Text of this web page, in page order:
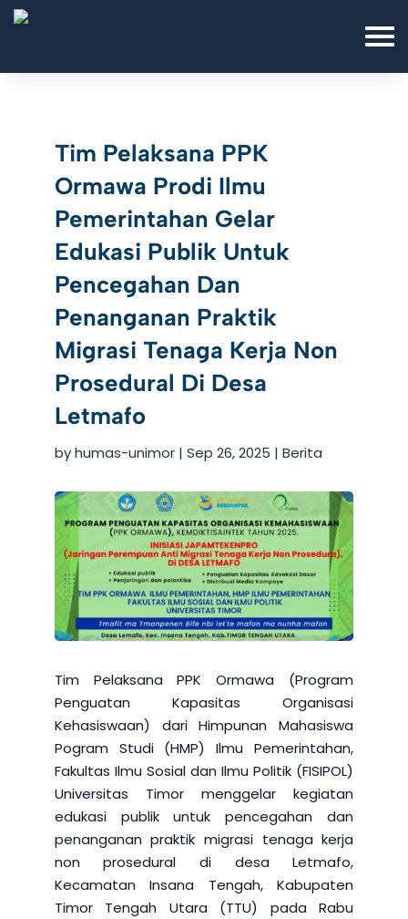
Tim Pelaksana PPK
Ormawa Prodi Ilmu
Pemerintahan Gelar
Edukasi Publik Untuk
Pencegahan Dan
Penanganan Praktik
Migrasi Tenaga Kerja Non
Prosedural Di Desa
Letmafo
byhumas-unimor| Sep 26, 2025 | Berita
Tim Pelaksana PPK Ormawa (Program
Penguatan Kapasitas Organisasi
Kehasiswaan) dari Himpunan Mahasiswa
Pogram Studi (HMP) Ilmu Pemerintahan,
Fakultas Ilmu Sosial dan Ilmu Politik (FISIPOL)
Universitas Timor menggelar kegiatan
edukasi publik untuk pencegahan dan
penanganan praktik migrasi tenaga kerja
non prosedural di desa Letmafo,
Kecamatan Insana Tengah, Kabupaten
Timor Tengah Utara (TTU) pada Rabu